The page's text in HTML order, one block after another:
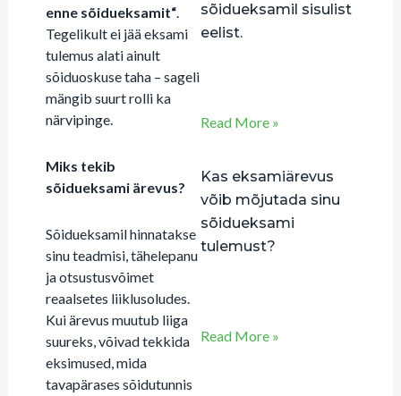
enne sõidueksamit“.
Tegelikult ei jää eksami
tulemus alati ainult
sõiduoskuse taha – sageli
mängib suurt rolli ka
närvipinge.
Miks tekib
sõidueksami ärevus?
Sõidueksamil hinnatakse
sinu teadmisi, tähelepanu
ja otsustusvõimet
reaalsetes liiklusoludes.
Kui ärevus muutub liiga
suureks, võivad tekkida
eksimused, mida
tavapärases sõidutunnis
sõidueksamil sisulist
eelist.
Read More »
Kas eksamiärevus
võib mõjutada sinu
sõidueksami
tulemust?
Read More »